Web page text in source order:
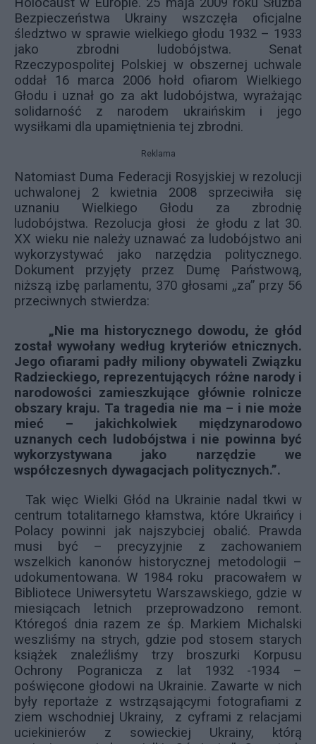
Bezpieczeństwa Ukrainy wszczęła oficjalne
śledztwo w sprawie wielkiego głodu 1932 – 1933
jako zbrodni ludobójstwa. Senat
Rzeczypospolitej Polskiej w obszernej uchwale
oddał 16 marca 2006 hołd ofiarom Wielkiego
Głodu i uznał go za akt ludobójstwa, wyrażając
solidarność z narodem ukraińskim i jego
wysiłkami dla upamiętnienia tej zbrodni.
Reklama
Natomiast Duma Federacji Rosyjskiej w rezolucji
uchwalonej 2 kwietnia 2008 sprzeciwiła się
uznaniu Wielkiego Głodu za zbrodnię
ludobójstwa. Rezolucja głosi że głodu z lat 30.
XX wieku nie należy uznawać za ludobójstwo ani
wykorzystywać jako narzędzia politycznego.
Dokument przyjęty przez Dumę Państwową,
niższą izbę parlamentu, 370 głosami „za” przy 56
przeciwnych stwierdza:
„Nie ma historycznego dowodu, że głód
został wywołany według kryteriów etnicznych.
Jego ofiarami padły miliony obywateli Związku
Radzieckiego, reprezentujących różne narody i
narodowości zamieszkujące głównie rolnicze
obszary kraju. Ta tragedia nie ma – i nie może
mieć – jakichkolwiek międzynarodowo
uznanych cech ludobójstwa i nie powinna być
wykorzystywana jako narzędzie we
współczesnych dywagacjach politycznych.”.
Tak więc Wielki Głód na Ukrainie nadal tkwi w
centrum totalitarnego kłamstwa, które Ukraińcy i
Polacy powinni jak najszybciej obalić. Prawda
musi być – precyzyjnie z zachowaniem
wszelkich kanonów historycznej metodologii –
udokumentowana. W 1984 roku pracowałem w
Bibliotece Uniwersytetu Warszawskiego, gdzie w
miesiącach letnich przeprowadzono remont.
Któregoś dnia razem ze śp. Markiem Michalski
weszliśmy na strych, gdzie pod stosem starych
książek znaleźliśmy trzy broszurki Korpusu
Ochrony Pogranicza z lat 1932 -1934 –
poświęcone głodowi na Ukrainie. Zawarte w nich
były reportaże z wstrząsającymi fotografiami z
ziem wschodniej Ukrainy, z cyframi z relacjami
uciekinierów z sowieckiej Ukrainy, którą